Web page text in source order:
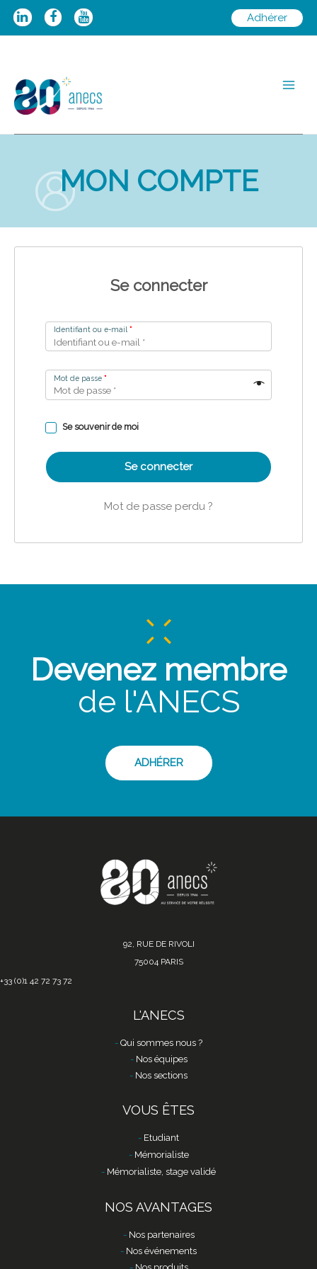
Aller
Adhérer
MON COMPTE
Se connecter
Identifiant ou e-mail *
Mot de passe *
Se souvenir de moi
Se connecter
Mot de passe perdu ?
Devenez membre
de l'ANECS
ADHÉRER
92, RUE DE RIVOLI
75004 PARIS
+33 (0)1 42 72 73 72
L'ANECS
Qui sommes nous ?
Nos équipes
Nos sections
VOUS ÊTES
Etudiant
Mémorialiste
Mémorialiste, stage validé
NOS AVANTAGES
Nos partenaires
Nos événements